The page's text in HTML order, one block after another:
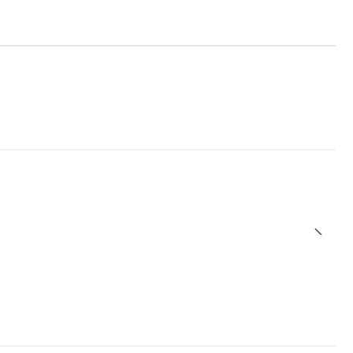
sensación acolchada que mejora el apoyo de la
a pequeñas irregularidades del escritorio.